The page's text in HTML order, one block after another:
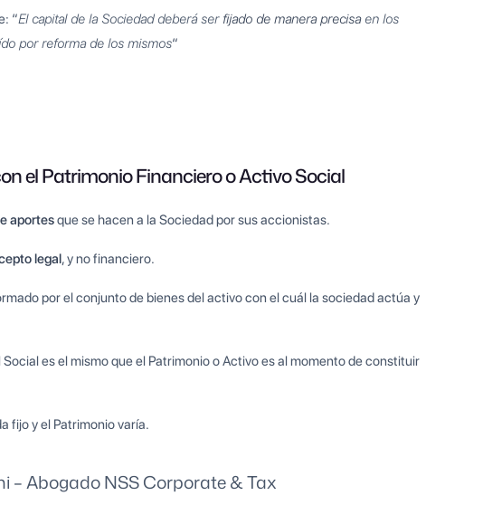
“El capital de la Sociedad deberá ser fijado de manera precisa en los
por reforma de los mismos“
el Patrimonio Financiero o Activo Social
aportesque se hacen a la Sociedad por sus accionistas.
legal, y no financiero.
por el conjunto de bienes del activo con el cuál la sociedad actúa y
es el mismo que el Patrimonio o Activo es al momento de constituir
fijo y el Patrimonio varía.
– Abogado NSS Corporate & Tax